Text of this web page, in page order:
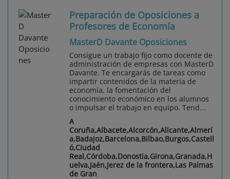
Preparación de Oposiciones a
Profesores de Economía
MasterD Davante Oposiciones
Consigue un trabajo fijo como docente de
administración de empresas con MasterD
Davante. Te encargarás de tareas como
impartir contenidos de la materia de
economía, la fomentación del
conocimiento económico en los alumnos
o impulsar el trabajo en equipo. Tend...
A
Coruña,Albacete,Alcorcón,Alicante,Almerí
a,Badajoz,Barcelona,Bilbao,Burgos,Castell
ó,Ciudad
Real,Córdoba,Donostia,Girona,Granada,H
uelva,Jaén,Jerez de la frontera,Las Palmas
de Gran